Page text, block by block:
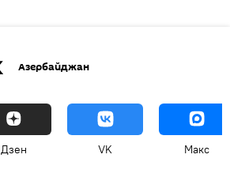
Азербайджан
Дзен VK Макс